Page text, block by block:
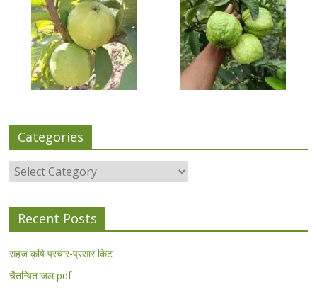
Categories
Categories
Recent Posts
सहज कृषि प्रचार-प्रसार किट
चैतन्यित जल pdf